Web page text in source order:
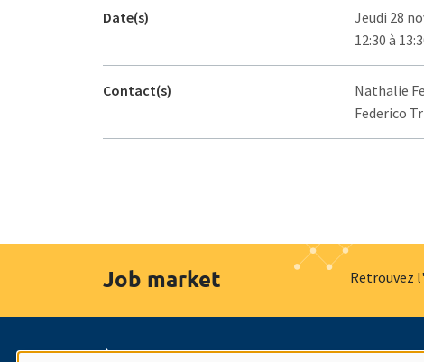
Date(s)
Jeudi 28
12:30 à
Contact(s)
Nathalie
Federico
Job market Retrouvez
À propos Nos engagements Hommage à